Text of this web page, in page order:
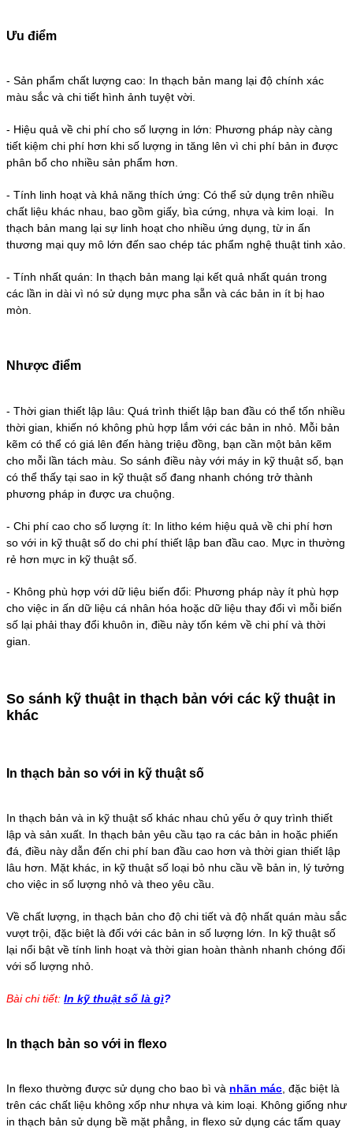
Ưu điểm
- Sản phẩm chất lượng cao: In thạch bản mang lại độ chính xác
màu sắc và chi tiết hình ảnh tuyệt vời.
- Hiệu quả về chi phí cho số lượng in lớn: Phương pháp này càng
tiết kiệm chi phí hơn khi số lượng in tăng lên vì chi phí bản in được
phân bổ cho nhiều sản phẩm hơn.
- Tính linh hoạt và khả năng thích ứng: Có thể sử dụng trên nhiều
chất liệu khác nhau, bao gồm giấy, bìa cứng, nhựa và kim loại. In
thạch bản mang lại sự linh hoạt cho nhiều ứng dụng, từ in ấn
thương mại quy mô lớn đến sao chép tác phẩm nghệ thuật tinh xảo.
- Tính nhất quán: In thạch bản mang lại kết quả nhất quán trong
các lần in dài vì nó sử dụng mực pha sẵn và các bản in ít bị hao
mòn.
Nhược điểm
- Thời gian thiết lập lâu: Quá trình thiết lập ban đầu có thể tốn nhiều
thời gian, khiến nó không phù hợp lắm với các bản in nhỏ. Mỗi bản
kẽm có thể có giá lên đến hàng triệu đồng, bạn cần một bản kẽm
cho mỗi lần tách màu. So sánh điều này với máy in kỹ thuật số, bạn
có thể thấy tại sao in kỹ thuật số đang nhanh chóng trở thành
phương pháp in được ưa chuộng.
- Chi phí cao cho số lượng ít: In litho kém hiệu quả về chi phí hơn
so với in kỹ thuật số do chi phí thiết lập ban đầu cao. Mực in thường
rẻ hơn mực in kỹ thuật số.
- Không phù hợp với dữ liệu biến đổi: Phương pháp này ít phù hợp
cho việc in ấn dữ liệu cá nhân hóa hoặc dữ liệu thay đổi vì mỗi biến
số lại phải thay đổi khuôn in, điều này tốn kém về chi phí và thời
gian.
So sánh kỹ thuật in thạch bản với các kỹ thuật in
khác
In thạch bản so với in kỹ thuật số
In thạch bản và in kỹ thuật số khác nhau chủ yếu ở quy trình thiết
lập và sản xuất. In thạch bản yêu cầu tạo ra các bản in hoặc phiến
đá, điều này dẫn đến chi phí ban đầu cao hơn và thời gian thiết lập
lâu hơn. Mặt khác, in kỹ thuật số loại bỏ nhu cầu về bản in, lý tưởng
cho việc in số lượng nhỏ và theo yêu cầu.
Về chất lượng, in thạch bản cho độ chi tiết và độ nhất quán màu sắc
vượt trội, đặc biệt là đối với các bản in số lượng lớn. In kỹ thuật số
lại nổi bật về tính linh hoạt và thời gian hoàn thành nhanh chóng đối
với số lượng nhỏ.
Bài chi tiết: In kỹ thuật số là gì?
In thạch bản so với in flexo
In flexo thường được sử dụng cho bao bì và nhãn mác , đặc biệt là
trên các chất liệu không xốp như nhựa và kim loại. Không giống như
in thạch bản sử dụng bề mặt phẳng, in flexo sử dụng các tấm quay